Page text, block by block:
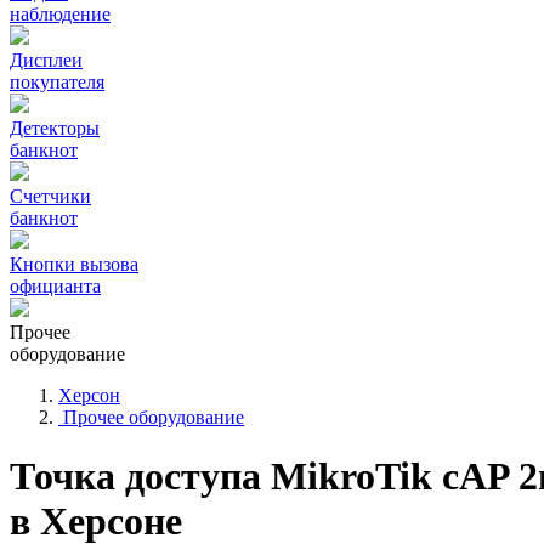
наблюдение
Дисплеи
покупателя
Детекторы
банкнот
Счетчики
банкнот
Кнопки вызова
официанта
Прочее
оборудование
Херсон
Прочее оборудование
Точка доступа MikroTik cAP
в Херсоне